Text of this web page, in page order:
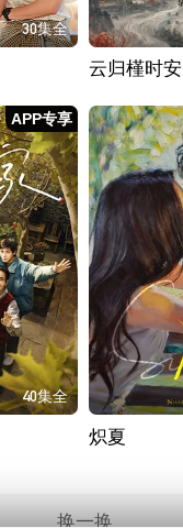
30集全
云归槿时安
APP专享
40集全
炽夏
换一换